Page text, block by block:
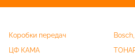
Коробки передач
ЦФ КАМА